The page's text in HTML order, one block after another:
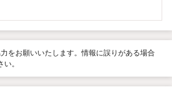
をお願いいたします。情報に誤りがある場合
。